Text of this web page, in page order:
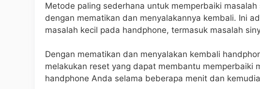
Metode paling sederhana untuk memperbaiki
dengan mematikan dan menyalakannya kembali. Ini
masalah kecil pada handphone, termasuk masalah
Dengan mematikan dan menyalakan kembali
melakukan reset yang dapat membantu memperbaiki
handphone Anda selama beberapa menit dan